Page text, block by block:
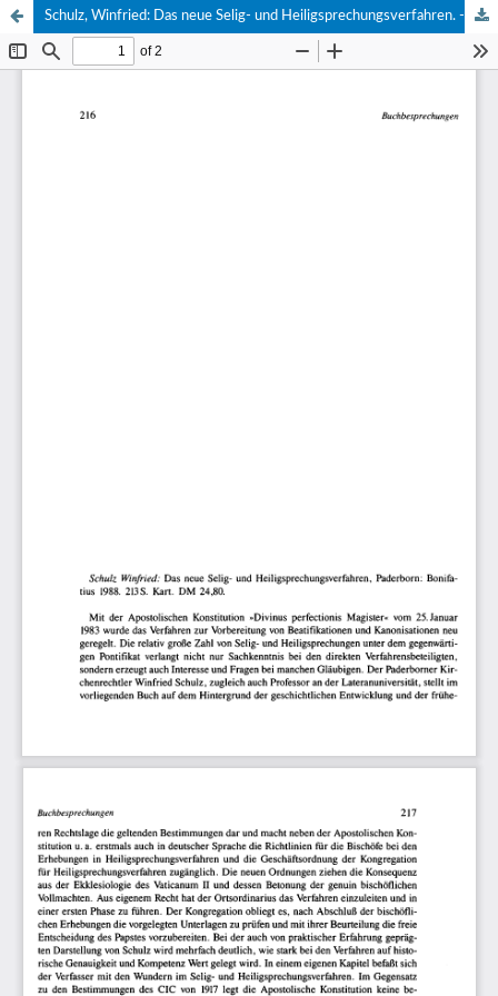
Schulz, Winfried: Das neue Selig- und Heiligsprechungsverfahren. - Paderborn: Bonifatius, 1988